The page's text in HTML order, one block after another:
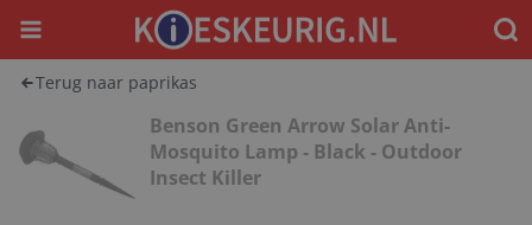
Menu
Terug naar paprikas
Benson Green Arrow Solar Anti-
Mosquito Lamp - Black - Outdoor
Insect Killer